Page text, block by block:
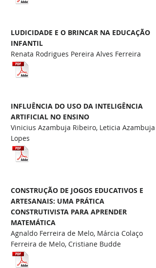
Renata Rodrigues Pereira Alves Ferreira
LUDICIDADE E O BRINCAR NA EDUCAÇÃO
INFANTIL
Vinicius Azambuja Ribeiro, Leticia Azambuja
Lopes
INFLUÊNCIA DO USO DA INTELIGÊNCIA
ARTIFICIAL NO ENSINO
Agnaldo Ferreira de Melo, Márcia Colaço
Ferreira de Melo, Cristiane Budde
CONSTRUÇÃO DE JOGOS EDUCATIVOS E
ARTESANAIS: UMA PRÁTICA
CONSTRUTIVISTA PARA APRENDER
MATEMÁTICA